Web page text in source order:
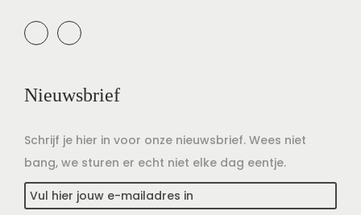
Nieuwsbrief
Schrijf je hier in voor onze nieuwsbrief. Wees niet
bang, we sturen er echt niet elke dag eentje.